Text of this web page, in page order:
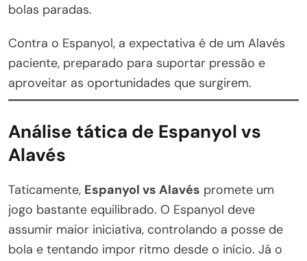
bolas paradas.
Contra o Espanyol, a expectativa é de um Alavés
paciente, preparado para suportar pressão e
aproveitar as oportunidades que surgirem.
Análise tática de Espanyol vs
Alavés
Taticamente, Espanyol vs Alavés promete um
jogo bastante equilibrado. O Espanyol deve
assumir maior iniciativa, controlando a posse de
bola e tentando impor ritmo desde o início. Já o